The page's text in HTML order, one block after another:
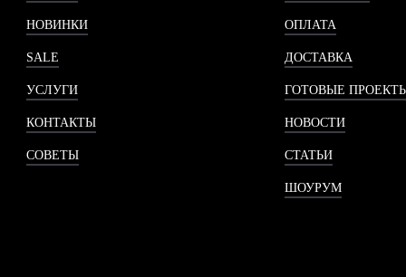
НОВИНКИ
SALE
УСЛУГИ
КОНТАКТЫ
СОВЕТЫ
ОПЛАТА
ДОСТАВКА
ГОТОВЫЕ
НОВОСТИ
СТАТЬИ
ШОУРУМ